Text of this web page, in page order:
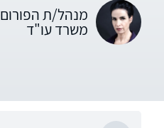
מנהל/ת
משרד עו"ד